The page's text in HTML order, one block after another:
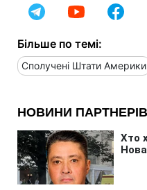
Більше по темі:
Сполучені Штати Америки